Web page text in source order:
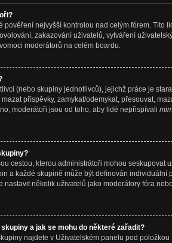
pověření nejvyšší kontrolou nad celým fórem. Tito
zakazování uživatelů, vytváření
moderátorů na celém boardu.
(nebo skupiny jednotlivců), jejichž práce je
příspěvky, zamykat/odemykat, přesouvat,
moderátoři jsou od toho, aby lidé nepřispívali
cestou, kterou administrátoři mohou seskupovat
a každé skupině může být definován individuální
nastavit několik uživatelů jako moderátory fóra
a jak se mohu do některé zařadit?
najdete v Uživatelském panelu pod